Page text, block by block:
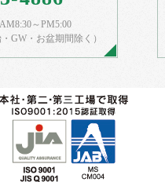
～PM5:00
GW・お盆期間除く）